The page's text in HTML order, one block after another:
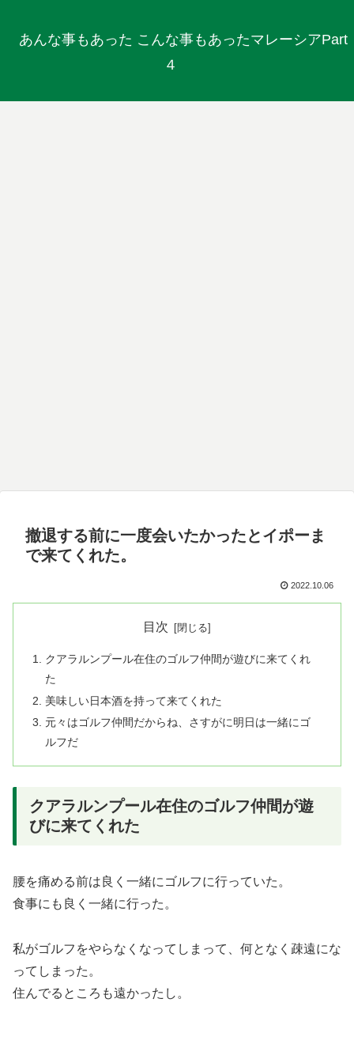
あんな事もあった こんな事もあったマレーシアPart
４
撤退する前に一度会いたかったとイポーま
で来てくれた。
2022.10.06
目次
クアラルンプール在住のゴルフ仲間が遊びに来てくれ
た
美味しい日本酒を持って来てくれた
元々はゴルフ仲間だからね、さすがに明日は一緒にゴ
ルフだ
クアラルンプール在住のゴルフ仲間が遊
びに来てくれた
腰を痛める前は良く一緒にゴルフに行っていた。
食事にも良く一緒に行った。
私がゴルフをやらなくなってしまって、何となく疎遠にな
ってしまった。
住んでるところも遠かったし。